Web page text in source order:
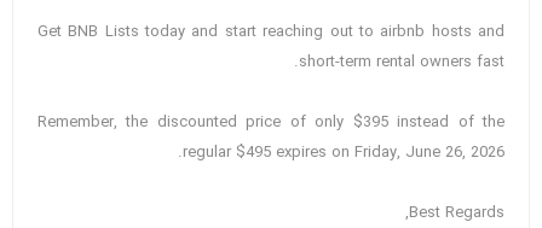
Get BNB Lists today and start reaching out to airbnb hosts and
short-term rental owners fast.
Remember, the discounted price of only $395 instead of the
regular $495 expires on Friday, June 26, 2026.
Best Regards,